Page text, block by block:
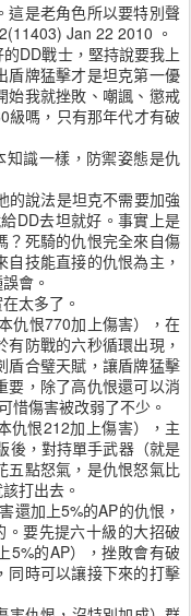
這是老角色所以要特別聲
Jan 22 2010 。
DD戰士，堅持說要我上
盾牌猛擊才是坦克第一優
始我就挫敗、嘲諷、懲戒
級嗎，只有那年代才有破
知識一樣，防禦姿態是仇
的說法是坦克不需要加強
DD去坦就好。事實上是
？死騎的仇恨完全來自傷
技能直接的仇恨為主，
會。
太多了。
仇恨770加上傷害），在
防戰的六秒循環出現，
盾合璧天賦，讓盾牌猛擊
要，除了高仇恨還可以消
惜傷害被改弱了不少。
仇恨212加上傷害），主
後，對持單手武器（就是
五點怒氣，是仇恨怒氣比
打出去。
還加上5%的AP的仇恨，
要先提六十級的大招破
5%的AP），挫敗會有破
同時可以讓接下來的打擊